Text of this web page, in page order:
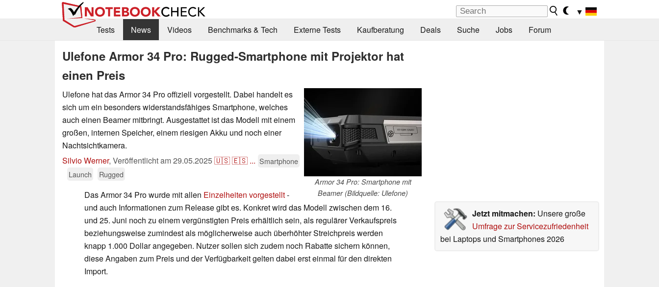
▼
Tests
News Videos Benchmarks & Tech Externe Tests Kaufberatung Deals Suche Jobs Forum
Ulefone Armor 34 Pro: Rugged-Smartphone mit Projektor hat
einen Preis
Armor 34 Pro: Smartphone mit
Beamer (Bildquelle: Ulefone)
Ulefone hat das Armor 34 Pro offiziell vorgestellt. Dabei handelt es
sich um ein besonders widerstandsfähiges Smartphone, welches
auch einen Beamer mitbringt. Ausgestattet ist das Modell mit einem
großen, internen Speicher, einem riesigen Akku und noch einer
Nachtsichtkamera.
Silvio Werner, Veröffentlicht am29.05.2025🇺🇸🇪🇸 ... Smartphone
Launch
Rugged
Jetzt mitmachen: Unsere große
Umfrage zur Servicezufriedenheit
bei Laptops und Smartphones 2026
Das Armor 34 Pro wurde mit allen Einzelheiten vorgestellt-
und auch Informationen zum Release gibt es. Konkret wird das Modell zwischen dem 16.
und 25. Juni noch zu einem vergünstigten Preis erhältlich sein, als regulärer Verkaufspreis
beziehungsweise zumindest als möglicherweise auch überhöhter Streichpreis werden
knapp 1.000 Dollar angegeben. Nutzer sollen sich zudem noch Rabatte sichern können,
diese Angaben zum Preis und der Verfügbarkeit gelten dabei erst einmal für den direkten
Import.